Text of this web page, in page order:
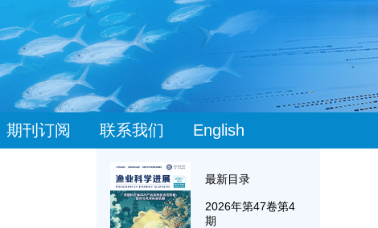
期刊订阅 联系我们 English
最新目录
2026年第47卷第4
期